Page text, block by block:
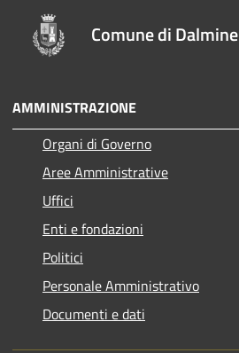
Comune di Dalmine
AMMINISTRAZIONE
Organi di Governo
Aree Amministrative
Uffici
Enti e fondazioni
Politici
Personale Amministrativo
Documenti e dati